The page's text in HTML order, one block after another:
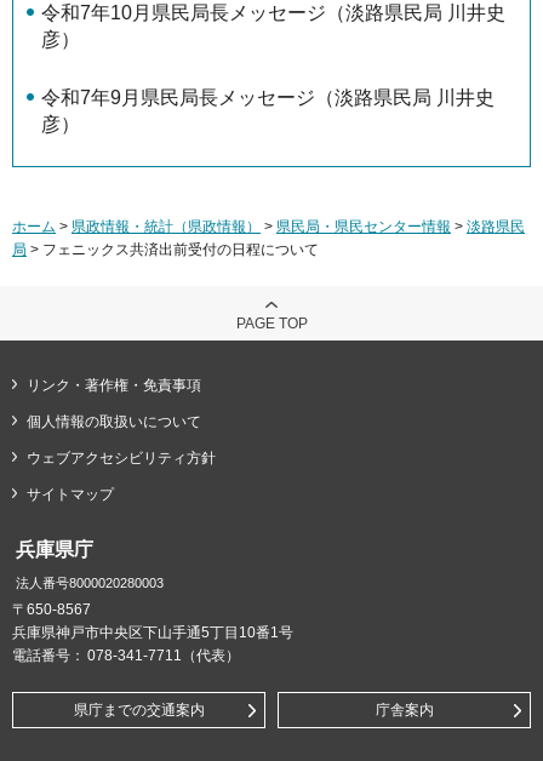
令和7年10月県民局長メッセージ（淡路県民局 川井史
彦）
令和7年9月県民局長メッセージ（淡路県民局 川井史
彦）
ホーム > 県政情報・統計（県政情報） > 県民局・県民センター情報 > 淡路県民
局 > フェニックス共済出前受付の日程について
PAGE TOP
リンク・著作権・免責事項
個人情報の取扱いについて
ウェブアクセシビリティ方針
サイトマップ
兵庫県庁
法人番号8000020280003
〒650-8567
兵庫県神戸市中央区下山手通5丁目10番1号
電話番号： 078-341-7711（代表）
県庁までの交通案内 庁舎案内